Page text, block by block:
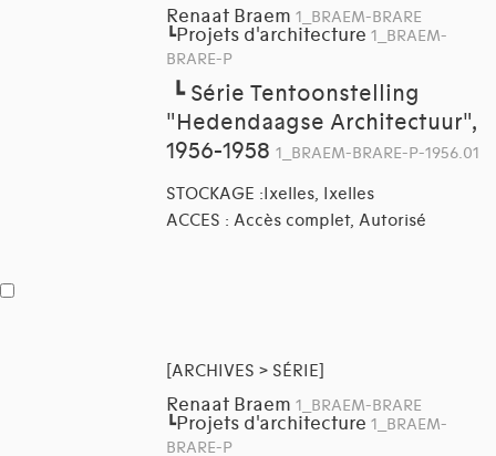
Renaat Braem 1_BRAEM-BRARE
┗Projets d'architecture 1_BRAEM-
BRARE-P
┗ Série Tentoonstelling
"Hedendaagse Architectuur",
1956-1958 1_BRAEM-BRARE-P-1956.01
STOCKAGE :Ixelles, Ixelles
ACCES : Accès complet, Autorisé
[ARCHIVES > SÉRIE]
Renaat Braem 1_BRAEM-BRARE
┗Projets d'architecture 1_BRAEM-
BRARE-P